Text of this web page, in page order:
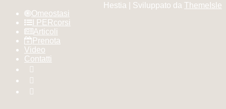
Omeostasi
I PERcorsi
Articoli
Prenota
Video
Contatti
Hestia | Sviluppato da ThemeIsle